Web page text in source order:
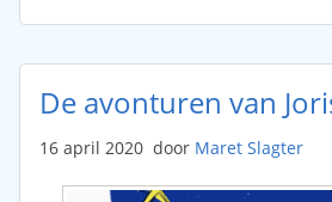
De avonturen van
16 april 2020 door Maret Slagter